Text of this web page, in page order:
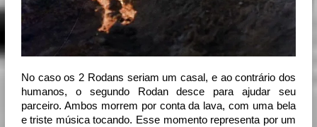
No caso os 2 Rodans seriam um casal, e ao contrário dos
humanos, o segundo Rodan desce para ajudar seu
parceiro. Ambos morrem por conta da lava, com uma bela
e triste música tocando. Esse momento representa por um